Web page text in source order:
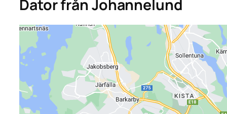
Dator från Johannelund